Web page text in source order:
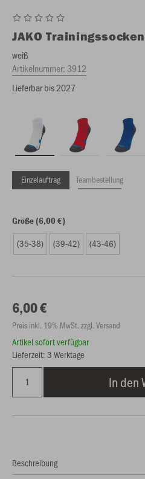
JAKO
weiß
Artikelnummer:3912
Lieferbar bis 2027
Einzelauftrag Teambestellung
Größe (6,00 €)
(35-38) (39-42) (43-46)
6,00 €
Preis inkl. 19% MwSt. zzgl. Versand
Artikel sofort verfügbar
Lieferzeit: 3 Werktage
In den
Beschreibung